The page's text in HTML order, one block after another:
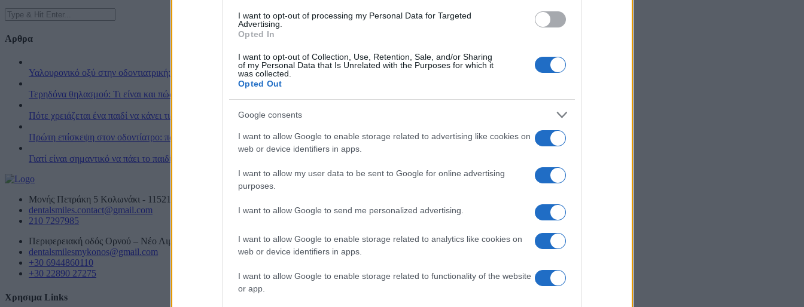
I want to opt-out of processing my Personal Data for Targeted
Advertising.
Opted In
I want to opt-out of Collection, Use, Retention, Sale, and/or Sharing
of my Personal Data that Is Unrelated with the Purposes for which it
was collected.
Opted Out
Google consents
I want to allow Google to enable storage related to advertising like cookies on
web or device identifiers in apps.
I want to allow my user data to be sent to Google for online advertising
purposes.
I want to allow Google to send me personalized advertising.
I want to allow Google to enable storage related to analytics like cookies on
web or device identifiers in apps.
I want to allow Google to enable storage related to functionality of the website
or app.
Αρθρα
Υαλουρονικό οξύ στην οδοντιατρική: εφαρμογές και οφέλη
Τερηδόνα θηλασμού: Τι είναι και πώς μπορείτε να προστατεύσετε το παιδί σας
Πότε χρειάζεται ένα παιδί να κάνει τις οδοντιατρικές του εργασίες με μέθη ή γενικήαναισθησία σε νοσοκομείο;
Πρώτη επίσκεψη στον οδοντίατρο: πώς να προετοιμάσουν οι γονείς τα παιδιά
Γιατί είναι σημαντικό να πάει το παιδί από νωρίς στον οδοντίατρο;
Μονής Πετράκη 5 Κολωνάκι - 11521 Ελλάδα
dentalsmiles.contact@gmail.com
210 7297985
Περιφερειακή οδός Ορνού – Νέο Λιμάνι, Αμυγδαλίδι Μυκόνου (δίπλα στο ΙΚΑ)
dentalsmilesmykonos@gmail.com
+30 6944860110
+30 22890 27275
Χρησιμα Links